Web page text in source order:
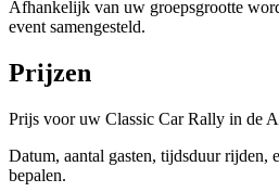
Afhankelijk van uw groepsgrootte
event samengesteld.
Prijzen
Prijs voor uw Classic Car Rally in de
Datum, aantal gasten, tijdsduur rijden,
bepalen.